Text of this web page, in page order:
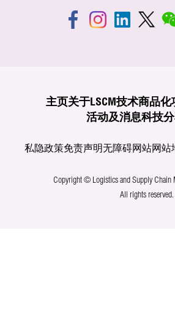
主页关于LSCM技术商品化
活动及消息科技
私隐政策免责声明无障碍网站网站
Copyright © Logistics and Supply Chain
All rights reserved.